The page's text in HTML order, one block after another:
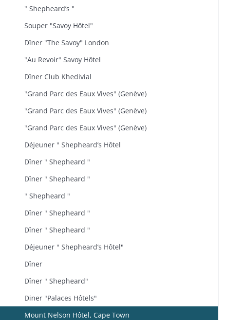
" Shepheard’s "
Souper "Savoy Hôtel"
Dîner "The Savoy" London
"Au Revoir" Savoy Hôtel
Dîner Club Khedivial
"Grand Parc des Eaux Vives" (Genève)
"Grand Parc des Eaux Vives" (Genève)
"Grand Parc des Eaux Vives" (Genève)
Déjeuner " Shepheard’s Hôtel
Dîner " Shepheard "
Dîner " Shepheard "
" Shepheard "
Dîner " Shepheard "
Dîner " Shepheard "
Déjeuner " Shepheard’s Hôtel"
Dîner
Dîner " Shepheard"
Diner "Palaces Hôtels"
Mount Nelson Hôtel, Cape Town